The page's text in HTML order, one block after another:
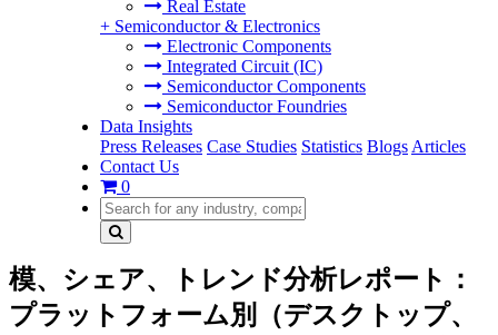
Real Estate
+ Semiconductor & Electronics
Electronic Components
Integrated Circuit (IC)
Semiconductor Components
Semiconductor Foundries
Data Insights
Press Releases Case Studies Statistics Blogs Articles
Contact Us
0
模、シェア、トレンド分析レポート：
プラットフォーム別（デスクトップ、